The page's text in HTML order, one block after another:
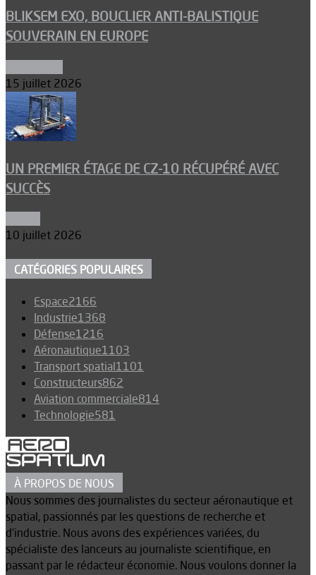
BLIKSEM EXO, BOUCLIER ANTI-BALISTIQUE
SOUVERAIN EN EUROPE
15 juillet 2026
UN PREMIER ÉTAGE DE CZ-10 RÉCUPÉRÉ AVEC
SUCCÈS
10 juillet 2026
CATÉGORIES POPULAIRES
Espace2166
Industrie1368
Défense1216
Aéronautique1103
Transport spatial1101
Constructeurs862
Aviation commerciale814
Technologie581
À PROPOS DE NOUS
Nous sommes des journalistes du secteur aéronautique et
spatial, passionnés par les questions de recherche et
d’industrie. Nous avons des expériences variées, du
spécialiste des lanceurs au journaliste scientifique, en
passant par le rédacteur économie. Nous voulons donner la